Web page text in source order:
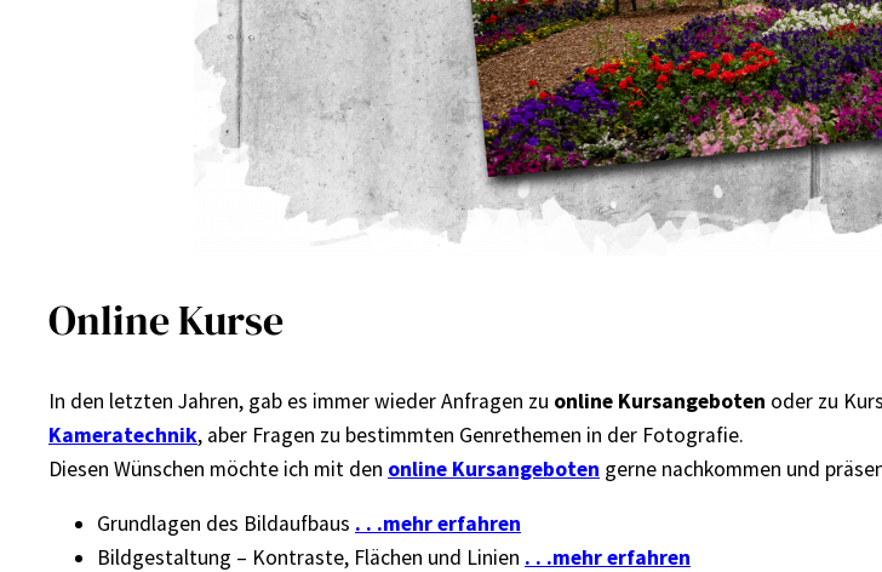
Online Kurse
In den letzten Jahren, gab es immer wieder Anfragen zu online Kursangeboten oder zu
Kameratechnik, aber Fragen zu bestimmten Genrethemen in der Fotografie.
Diesen Wünschen möchte ich mit den online Kursangeboten gerne nachkommen und
Grundlagen des Bildaufbaus . . .mehr erfahren
Bildgestaltung – Kontraste, Flächen und Linien . . .mehr erfahren